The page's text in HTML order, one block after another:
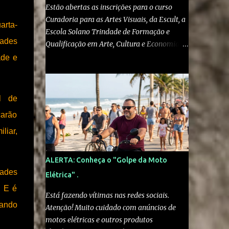
e
de
E é
Estão abertas as inscrições para o curso
Curadoria para as Artes Visuais, da Escult, a
Escola Solano Trindade de Formação e
Qualificação em Arte, Cultura e Economia
Criativa , do Ministério da Cultura . O curso
gratuito e online é voltado a artistas visuais,
curadores, produtores culturais,
pesquisadores e interessados em artes e
crítica contemporânea. As inscrições podem
ser feitas pelo site escult.cultura.gov.br A
formação será ministrada pelo historiador
de arte e professor Kleber Amâncio. Ele é
docente da Universidade Federal do
Recôncavo da Bahia, doutor em História
Social pela Universidade de São Paulo e
pesquisador visitante na Harvard University.
“Em vez de simplesmente reproduzir
modelos eurocentrados de exposição e
ALERTA: Conheça o "Golpe da Moto
Elétrica" .
Está fazendo vítimas nas redes sociais.
Atenção! Muito cuidado com anúncios de
motos elétricas e outros produtos